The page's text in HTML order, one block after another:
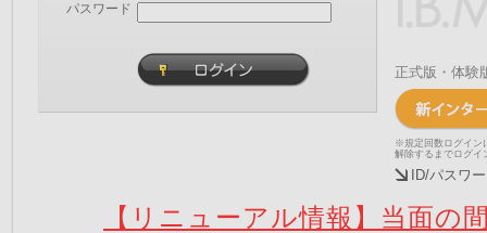
パスワード
正式版・体験
※規定回数ログイン
解除するまでログイ
ID/パスワ
【リニューアル情報】当面の